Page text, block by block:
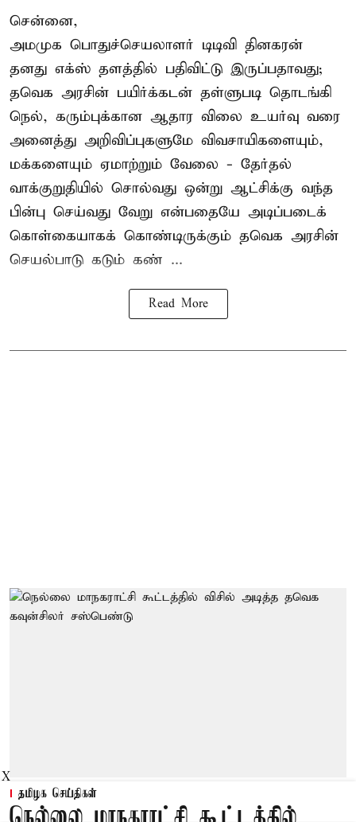
சென்னை,
அமமுக பொதுச்செயலாளர் டிடிவி தினகரன்
தனது எக்ஸ் தளத்தில் பதிவிட்டு இருப்பதாவது;
தவெக அரசின் பயிர்க்கடன் தள்ளுபடி தொடங்கி
நெல், கரும்புக்கான ஆதார விலை உயர்வு வரை
அனைத்து அறிவிப்புகளுமே விவசாயிகளையும்,
மக்களையும் ஏமாற்றும் வேலை - தேர்தல்
வாக்குறுதியில் சொல்வது ஒன்று ஆட்சிக்கு வந்த
பின்பு செய்வது வேறு என்பதையே அடிப்படைக்
கொள்கையாகக் கொண்டிருக்கும் தவெக அரசின்
செயல்பாடு கடும் கண் ...
Read More
தமிழக செய்திகள்
X